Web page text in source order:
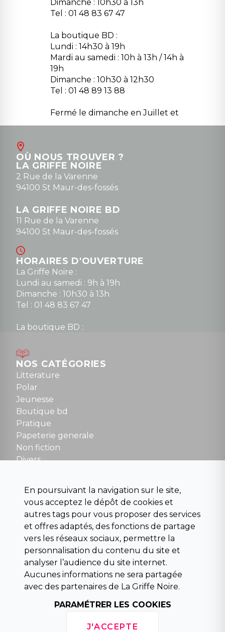
Dimanche : 10h30 à 13h
Tel : 01 48 83 67 47
La boutique BD :
Lundi : 14h30 à 19h
Mardi au samedi : 10h à 13h / 14h à
19h
Dimanche : 10h30 à 12h30
Tel : 01 48 89 13 88
Fermé le dimanche en Juillet et
Août
contact@la-griffe-noire.com
0148836747
OÙ NOUS TROUVER ?
LA GRIFFE NOIRE
2 Rue de la Varenne
94100 St Maur-des-fossés
LA GRIFFE NOIRE BD
11 Rue de la Varenne
94100 St Maur-des-fossés
HORAIRES D'OUVERTURE
La Griffe Noire :
Lundi au samedi : 9h à 19h
Dimanche : 10h30 à 13h
Tel : 01 48 83 67 47
La boutique BD :
Mardi au samedi : 10h à 13h / 14h à 19h
Dimanche : 10h30 à 12h30
Tel : 01 48 89 13 88
Fermé le dimanche en Juillet et Août
NOUS CONTACTER
contact@la-griffe-noire.com
NOS CATÉGORIES
Litterature
Polar
Jeunesse
Boutique bd
Pratique
Papeterie generale
Non fiction
Divers
Para scolaire
Histoire
Pochoteque
Pleiade
INFORMATIONS
Droit de rétractation
Conditions générales de vente
Mentions légales
Horaires d'ouverture
En poursuivant la navigation sur le site,
vous acceptez le dépôt de cookies et
autres tags pour vous proposer des services
et offres adaptés, des fonctions de partage
vers les réseaux sociaux, permettre la
personnalisation du contenu du site et
analyser l’audience du site internet.
Aucunes informations ne sera partagée
avec des partenaires de La Griffe Noire.
PARAMÉTRER LES COOKIES
J'ACCEPTE